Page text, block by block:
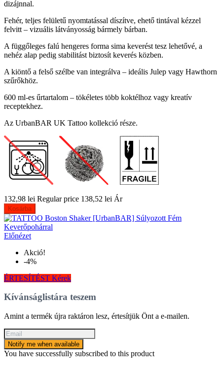
dizájnnal.
Fehér, teljes felületű nyomtatással díszítve, ehető tintával kézzel
felvitt – vizuális látványosság bármely bárban.
A függőleges falú hengeres forma sima keverést tesz lehetővé, a
nehéz alap pedig stabilitást biztosít keverés közben.
A kiöntő a felső szélbe van integrálva – ideális Julep vagy Hawthorn
szűrőkhöz.
600 ml-es űrtartalom – tökéletes több koktélhoz vagy kreatív
receptekhez.
Az UrbanBAR UK Tattoo kollekció része.
132,98 lei Regular price 138,52 lei Ár
Kosárba
Előnézet
Akció!
-4%
ÉRTESÍTÉST Kérek
Kívánságlistára teszem
Amint a termék újra raktáron lesz, értesítjük Önt a e-mailen.
Notify me when available
You have successfully subscribed to this product